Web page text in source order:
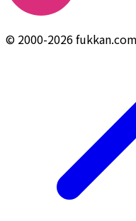
© 2000-2026